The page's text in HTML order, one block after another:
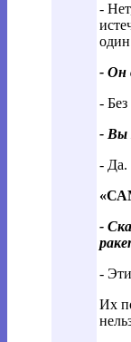
-
- Он
-
- Вы
- Да.
-
-
Их